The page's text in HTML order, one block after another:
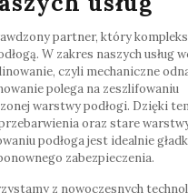
partner, który
W zakres naszych usług
czyli mechaniczne
polega na zeszlifowaniu
warstwy podłogi. Dzięki
oraz stare
podłoga jest idealnie
zabezpieczenia.
z nowoczesnych